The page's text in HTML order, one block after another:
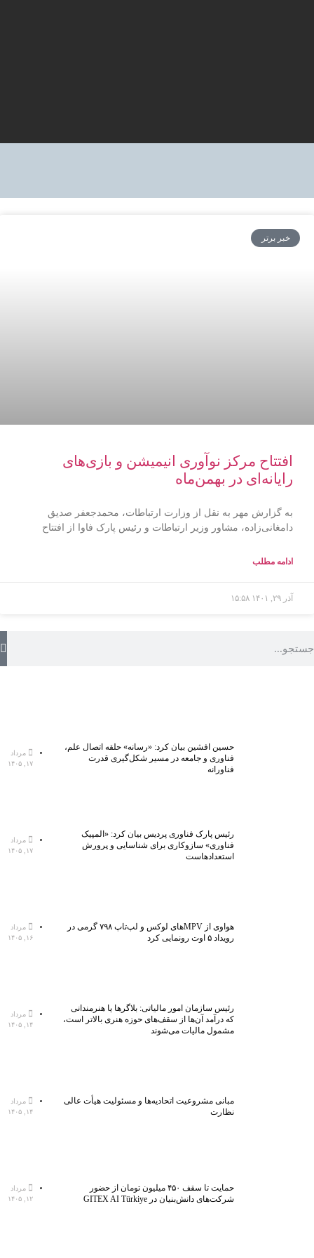
خبر برتر
افتتاح مرکز نوآوری انیمیشن و بازی‌های
رایانه‌ای در بهمن‌ماه
به گزارش مهر به نقل از وزارت ارتباطات، محمدجعفر صدیق
دامغانی‌زاده، مشاور وزیر ارتباطات و رئیس پارک فاوا از افتتاح
ادامه مطلب
آذر ۲۹, ۱۴۰۱ ۱۵:۵۸
حسین افشین بیان کرد: «رسانه» حلقه اتصال علم،
فناوری و جامعه در مسیر شکل‌گیری قدرت
فناورانه
مرداد
۱۷, ۱۴۰۵
رئیس پارک فناوری پردیس بیان کرد: «المپیک
فناوری» سازوکاری برای شناسایی و پرورش
استعدادهاست
مرداد
۱۷, ۱۴۰۵
هواوی از MPVهای لوکس و لپ‌تاپ ۷۹۸ گرمی در
رویداد ۵ اوت رونمایی کرد
مرداد
۱۶, ۱۴۰۵
رئیس سازمان امور مالیاتی: بلاگر‌ها یا هنرمندانی
که درآمد آن‌ها از سقف‌های حوزه هنری بالاتر است،
مشمول مالیات می‌شوند
مرداد
۱۴, ۱۴۰۵
مبانی مشروعیت اتحادیه‌ها و مسئولیت هیأت عالی
نظارت
مرداد
۱۴, ۱۴۰۵
حمایت تا سقف ۴۵۰ میلیون تومان از حضور
شرکت‌های دانش‌بنیان در GITEX AI Türkiye
مرداد
۱۲, ۱۴۰۵